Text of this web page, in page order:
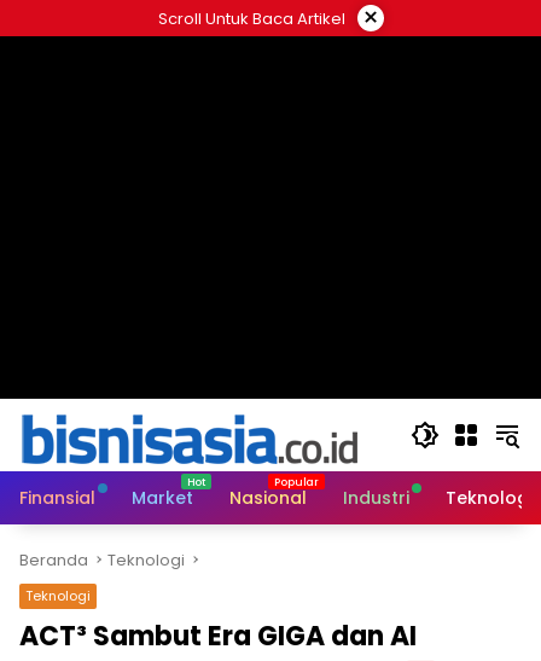
ke
Scroll Untuk Baca Artikel ×
Finansial Market Nasional Industri Teknologi
Beranda Teknologi
Teknologi
ACT³ Sambut Era GIGA dan AI